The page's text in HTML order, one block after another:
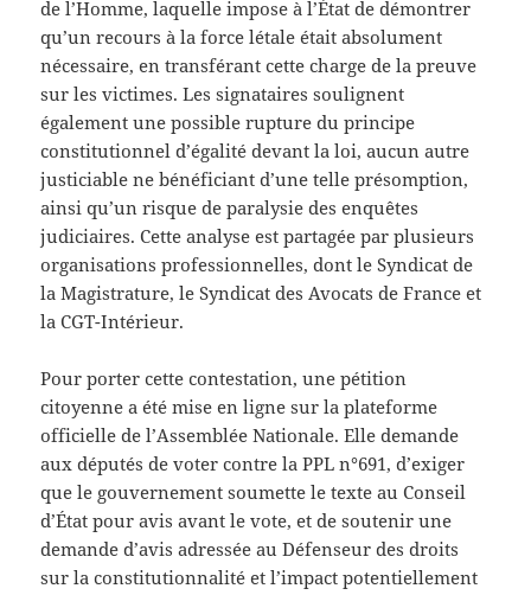
de l’Homme, laquelle impose à l’État de démontrer
qu’un recours à la force létale était absolument
nécessaire, en transférant cette charge de la preuve
sur les victimes. Les signataires soulignent
également une possible rupture du principe
constitutionnel d’égalité devant la loi, aucun autre
justiciable ne bénéficiant d’une telle présomption,
ainsi qu’un risque de paralysie des enquêtes
judiciaires. Cette analyse est partagée par plusieurs
organisations professionnelles, dont le Syndicat de
la Magistrature, le Syndicat des Avocats de France et
la CGT-Intérieur.
Pour porter cette contestation, une pétition
citoyenne a été mise en ligne sur la plateforme
officielle de l’Assemblée Nationale. Elle demande
aux députés de voter contre la PPL n°691, d’exiger
que le gouvernement soumette le texte au Conseil
d’État pour avis avant le vote, et de soutenir une
demande d’avis adressée au Défenseur des droits
sur la constitutionnalité et l’impact potentiellement